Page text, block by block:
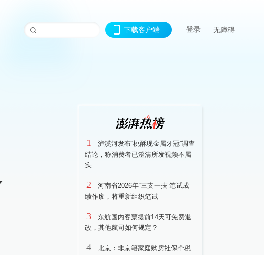
下载客户端 登录 无障碍
1
泸溪河发布“桃酥现金属牙冠”调查
结论，称消费者已澄清所发视频不属
实
2
河南省2026年“三支一扶”笔试成
绩作废，将重新组织笔试
3
东航国内客票提前14天可免费退
改，其他航司如何规定？
4
北京：非京籍家庭购房社保个税